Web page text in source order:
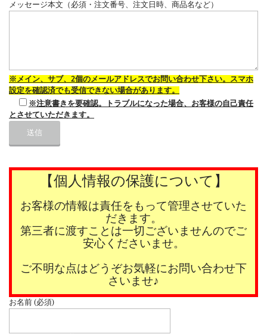
メッセージ本文（必須・注文番号、注文日時、商品名など）
※メイン、サブ、2個のメールアドレスでお問い合わせ下さい。スマホ
設定を確認済でも受信できない場合があります。
※注意書きを要確認。トラブルになった場合、お客様の自己責任
とさせていただきます。
【個人情報の保護について】
お客様の情報は責任をもって管理させていた
だきます。
第三者に渡すことは一切ございませんのでご
安心くださいませ。
ご不明な点はどうぞお気軽にお問い合わせ下
さいませ♪
お名前 (必須)